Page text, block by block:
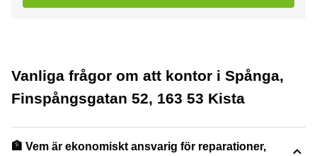
Vanliga frågor om att kontor i Spånga,
Finspångsgatan 52, 163 53 Kista
🏦 Vem är ekonomiskt ansvarig för reparationer,